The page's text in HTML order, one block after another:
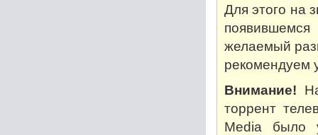
Для этого на
желаемый
рекомендуем
Внимание!
торрент
Media было